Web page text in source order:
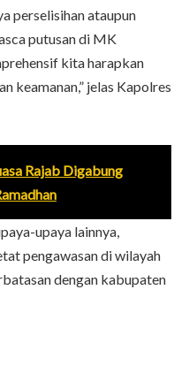
perselisihan ataupun
putusan di MK
kita harapkan
keamanan,” jelas Kapolres
Rajab Digabung
upaya lainnya,
pengawasan di wilayah
dengan kabupaten